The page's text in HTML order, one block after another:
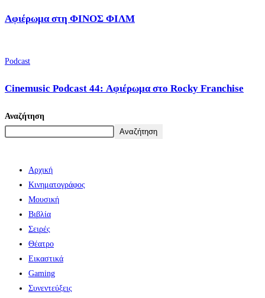
Αφιέρωμα στη ΦΙΝΟΣ ΦΙΛΜ
Podcast
Cinemusic Podcast 44: Αφιέρωμα στο Rocky Franchise
Αναζήτηση
Αναζήτηση
Αρχική
Κινηματογράφος
Μουσική
Βιβλία
Σειρές
Θέατρο
Εικαστικά
Gaming
Συνεντεύξεις